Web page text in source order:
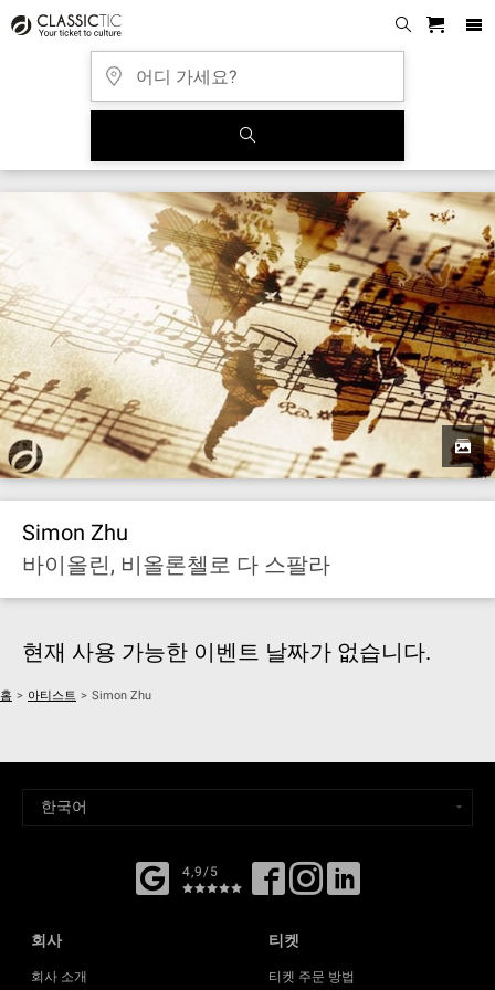
Simon Zhu
바이올린, 비올론첼로 다 스팔라
현재 사용 가능한 이벤트 날짜가 없습니다.
홈 > 아티스트 > Simon Zhu
4,9/5
회사
회사 소개
티켓
티켓 주문 방법